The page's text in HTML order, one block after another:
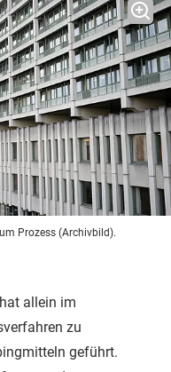
Prozess (Archivbild).
allein im
zu
geführt.